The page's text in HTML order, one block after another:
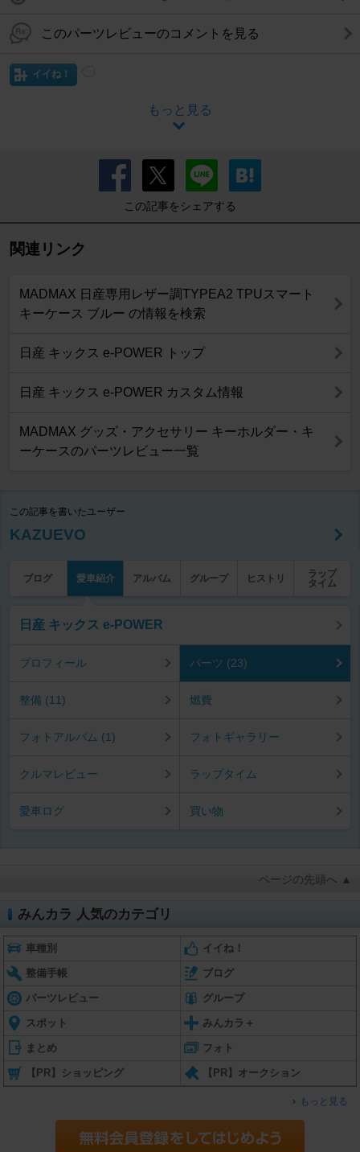
このパーツレビューのコメントを見る
イイね！
もっと見る
この記事をシェアする
関連リンク
MADMAX 日産専用レザー調TYPEA2 TPUスマート
キーケース ブルー の情報を検索
日産 キックス e-POWER トップ
日産 キックス e-POWER カスタム情報
MADMAX グッズ・アクセサリー キーホルダー・キ
ーケースのパーツレビュー一覧
この記事を書いたユーザー
KAZUEVO
ブログ 愛車紹介 アルバム グループ ヒストリ
ラップ
タイム
日産 キックス e-POWER
プロフィール パーツ (23)
整備 (11) 燃費
フォトアルバム (1) フォトギャラリー
クルマレビュー ラップタイム
愛車ログ 買い物
ページの先頭へ ▲
みんカラ 人気のカテゴリ
車種別 イイね！
整備手帳 ブログ
パーツレビュー グループ
スポット みんカラ＋
まとめ フォト
【PR】ショッピング 【PR】オークション
もっと見る